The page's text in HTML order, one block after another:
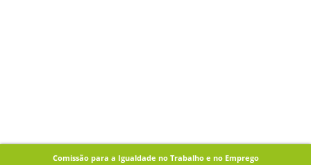
Comissão para a Igualdade no Trabalho e no Emprego